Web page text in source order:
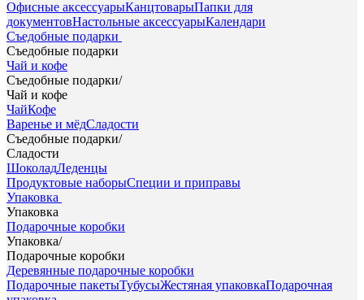
Офисные аксессуарыКанцтоварыПапки для
документовНастольные аксессуарыКалендари
Съедобные подарки
Съедобные подарки
Чай и кофе
Съедобные подарки/
Чай и кофе
ЧайКофе
Варенье и мёдСладости
Съедобные подарки/
Сладости
ШоколадЛеденцы
Продуктовые наборыСпеции и приправы
Упаковка
Упаковка
Подарочные коробки
Упаковка/
Подарочные коробки
Деревянные подарочные коробки
Подарочные пакетыТубусыЖестяная упаковкаПодарочная